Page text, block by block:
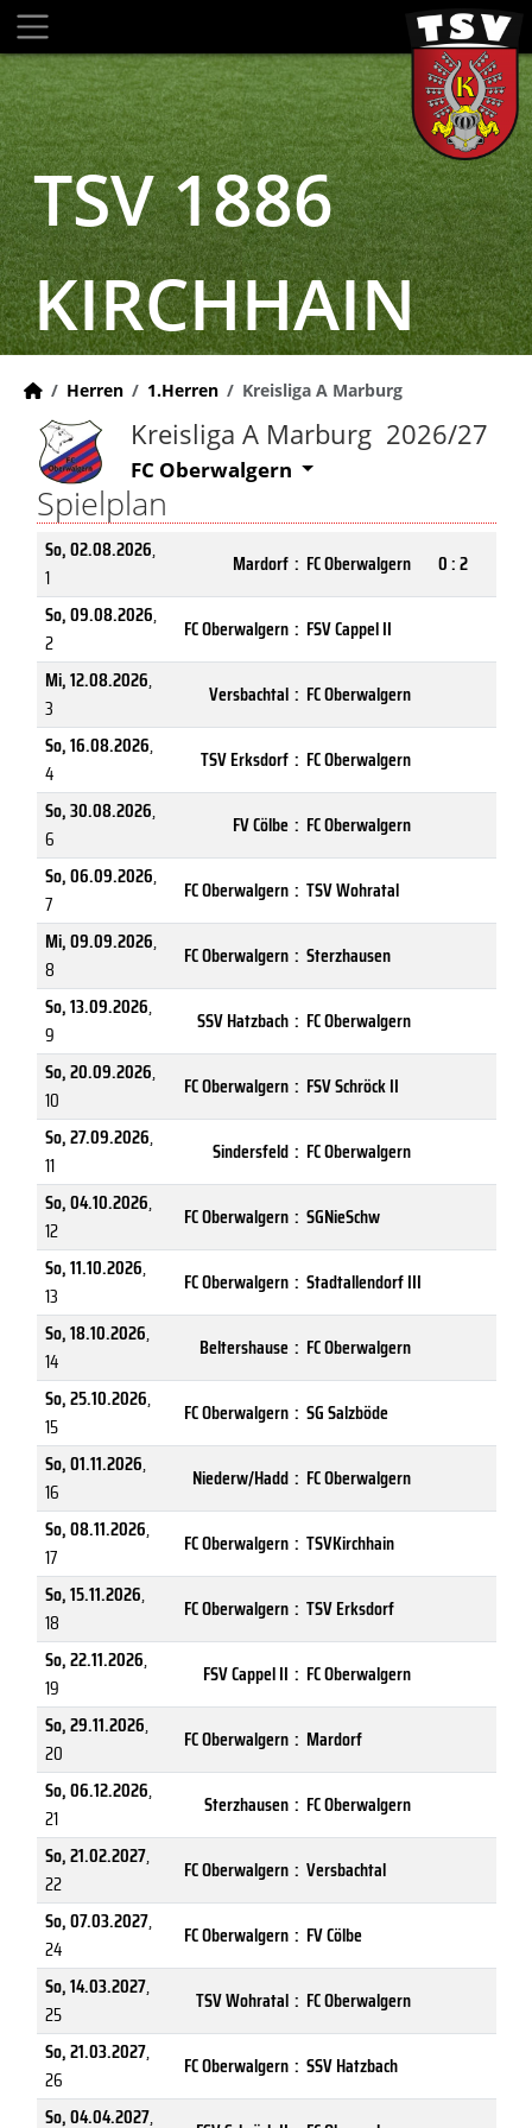
TSV 1886
KIRCHHAIN
Herren 1.Herren Kreisliga A Marburg
Kreisliga A Marburg 2026/27
FC Oberwalgern
Spielplan
So, 02.08.2026,
1
Mardorf : FC Oberwalgern
0 : 2
So, 09.08.2026,
2
FC Oberwalgern : FSV Cappel II
Mi, 12.08.2026,
3
Versbachtal : FC Oberwalgern
So, 16.08.2026,
4
TSV Erksdorf : FC Oberwalgern
So, 30.08.2026,
6
FV Cölbe : FC Oberwalgern
So, 06.09.2026,
7
FC Oberwalgern : TSV Wohratal
Mi, 09.09.2026,
8
FC Oberwalgern : Sterzhausen
So, 13.09.2026,
9
SSV Hatzbach : FC Oberwalgern
So, 20.09.2026,
10
FC Oberwalgern : FSV Schröck II
So, 27.09.2026,
11
Sindersfeld : FC Oberwalgern
So, 04.10.2026,
12
FC Oberwalgern : SGNieSchw
So, 11.10.2026,
13
FC Oberwalgern : Stadtallendorf III
So, 18.10.2026,
14
Beltershause : FC Oberwalgern
So, 25.10.2026,
15
FC Oberwalgern : SG Salzböde
So, 01.11.2026,
16
Niederw/Hadd : FC Oberwalgern
So, 08.11.2026,
17
FC Oberwalgern : TSVKirchhain
So, 15.11.2026,
18
FC Oberwalgern : TSV Erksdorf
So, 22.11.2026,
19
FSV Cappel II : FC Oberwalgern
So, 29.11.2026,
20
FC Oberwalgern : Mardorf
So, 06.12.2026,
21
Sterzhausen : FC Oberwalgern
So, 21.02.2027,
22
FC Oberwalgern : Versbachtal
So, 07.03.2027,
24
FC Oberwalgern : FV Cölbe
So, 14.03.2027,
25
TSV Wohratal : FC Oberwalgern
So, 21.03.2027,
26
FC Oberwalgern : SSV Hatzbach
So, 04.04.2027,